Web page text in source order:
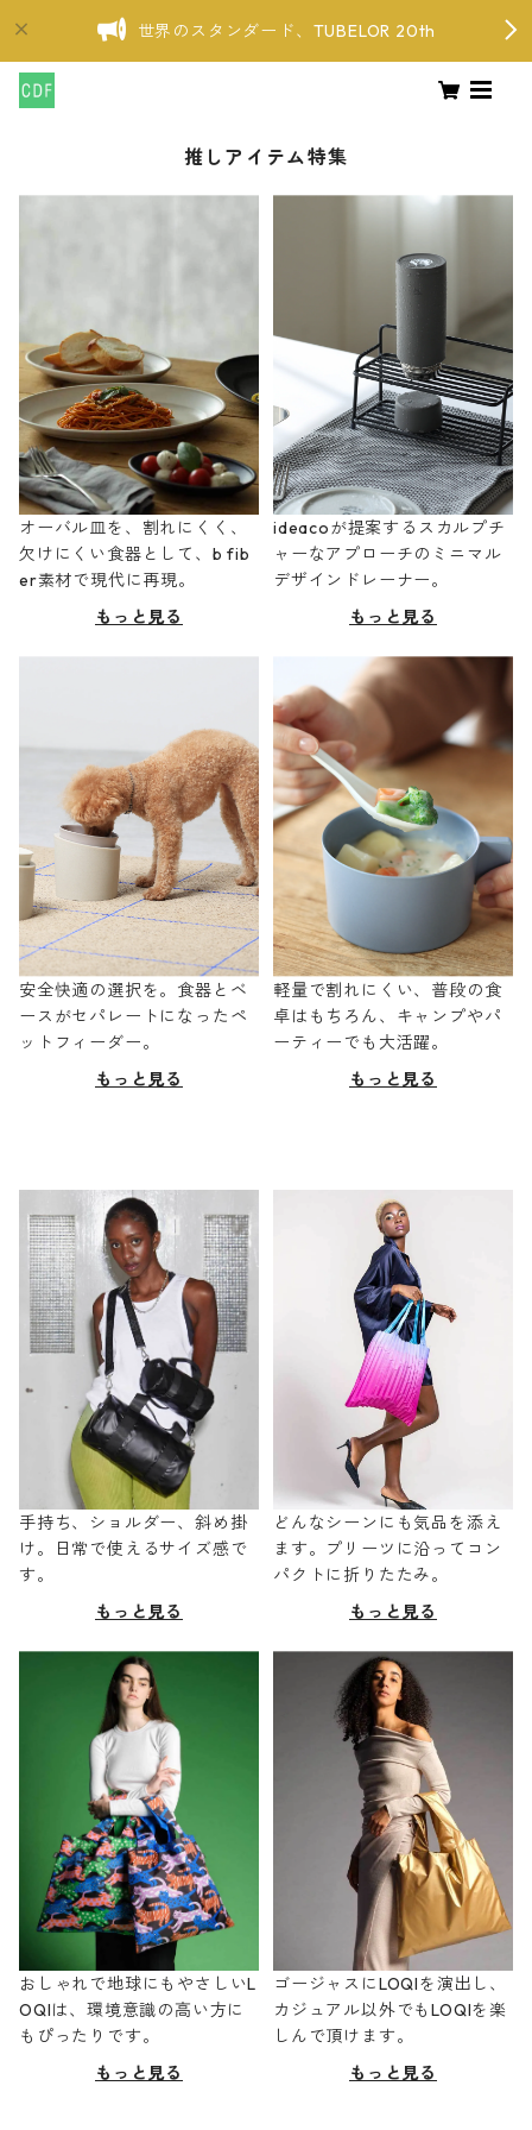
世界のスタンダード、TUBELOR 20th
推しアイテム特集
オーバル皿を、割れにくく、
欠けにくい食器として、b fib
er素材で現代に再現。
もっと見る
ideacoが提案するスカルプチ
ャーなアプローチのミニマル
デザインドレーナー。
もっと見る
安全快適の選択を。食器とベ
ースがセパレートになったペ
ットフィーダー。
もっと見る
軽量で割れにくい、普段の食
卓はもちろん、キャンプやパ
ーティーでも大活躍。
もっと見る
手持ち、ショルダー、斜め掛
け。日常で使えるサイズ感で
す。
もっと見る
どんなシーンにも気品を添え
ます。プリーツに沿ってコン
パクトに折りたたみ。
もっと見る
おしゃれで地球にもやさしいL
OQIは、環境意識の高い方に
もぴったりです。
もっと見る
ゴージャスにLOQIを演出し、
カジュアル以外でもLOQIを楽
しんで頂けます。
もっと見る